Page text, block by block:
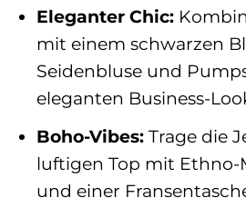
Eleganter Chic:
mit einem schwarzen
Seidenbluse und
eleganten Business-
Boho-Vibes:Trage die
luftigen Top mit Ethno-
und einer